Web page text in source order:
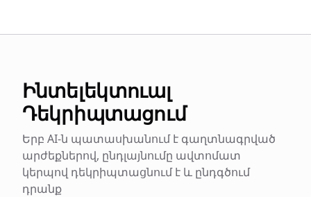
Ինտելեկտուալ
Դեկրիպտացում
Երբ AI-ն պատասխանում է գաղտնագրված
արժեքներով, ընդլայնումը ավտոմատ
կերպով դեկրիպտացնում է և ընդգծում
դրանք